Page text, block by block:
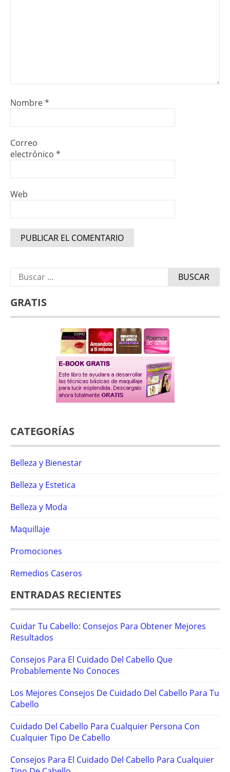
Nombre*
Correo
electrónico *
Web
Buscar:
GRATIS
CATEGORÍAS
Belleza y Bienestar
Belleza y Estetica
Belleza y Moda
Maquillaje
Promociones
Remedios Caseros
ENTRADAS RECIENTES
Cuidar Tu Cabello: Consejos Para Obtener Mejores
Resultados
Consejos Para El Cuidado Del Cabello Que
Probablemente No Conoces
Los Mejores Consejos De Cuidado Del Cabello Para Tu
Cabello
Cuidado Del Cabello Para Cualquier Persona Con
Cualquier Tipo De Cabello
Consejos Para El Cuidado Del Cabello Para Cualquier